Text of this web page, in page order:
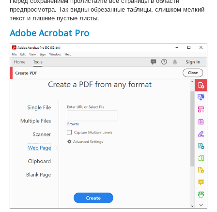
предпросмотра. Так видны обрезанные таблицы, слишком мелкий
текст и лишние пустые листы.
Adobe Acrobat Pro